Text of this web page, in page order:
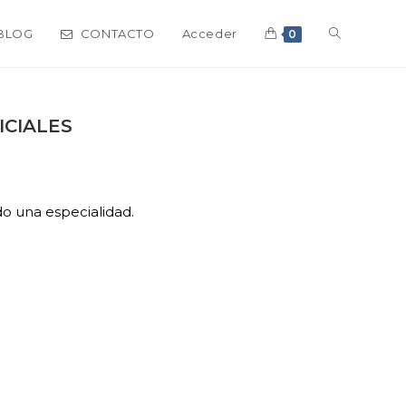
CONTACTO Acceder 0 Alternar
una especialidad.